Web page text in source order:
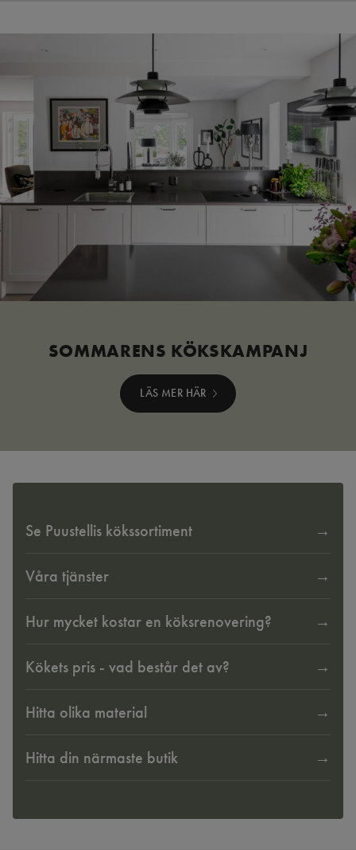
SOMMARENS KÖKSKAMPANJ
LÄS MER HÄR
Se Puustellis kökssortiment
Våra tjänster
Hur mycket kostar en köksrenovering?
Kökets pris - vad består det av?
Hitta olika material
Hitta din närmaste butik